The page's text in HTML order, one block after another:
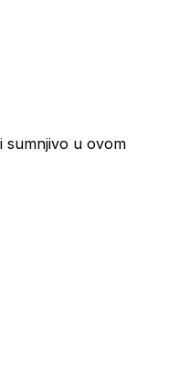
sumnjivo u ovom